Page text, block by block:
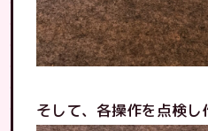
そして、各操作を点検し